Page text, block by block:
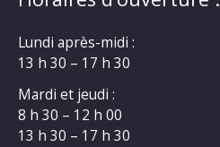
Lundi après-midi :
13 h 30 – 17 h 30
Mardi et jeudi :
8 h 30 – 12 h 00
13 h 30 – 17 h 30